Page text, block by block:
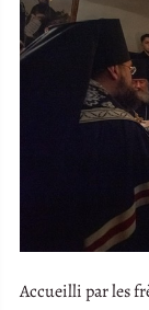
Accueilli par les